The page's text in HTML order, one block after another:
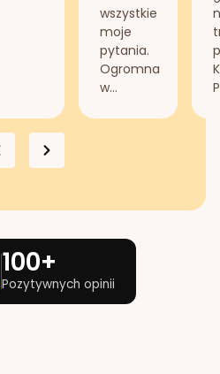
wszystkie
moje
pytania.
Ogromna
w...
100+
Pozytywnych opinii